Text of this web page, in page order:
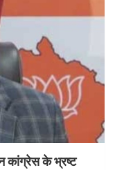
कांग्रेस के भ्रष्ट